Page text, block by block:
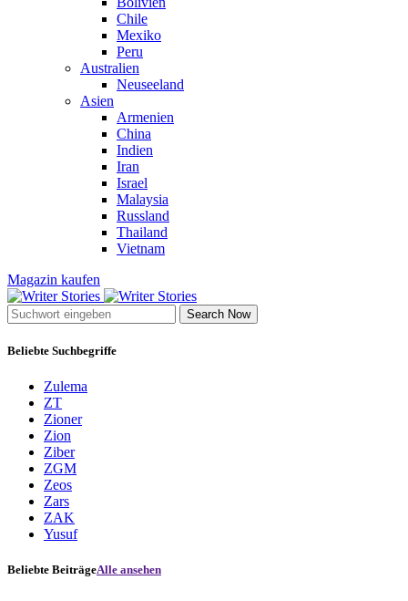
Chile
Mexiko
Peru
Australien
Neuseeland
Asien
Armenien
China
Indien
Iran
Israel
Malaysia
Russland
Thailand
Vietnam
Magazin kaufen
Search Now
Beliebte Suchbegriffe
Zulema
ZT
Zioner
Zion
Ziber
ZGM
Zeos
Zars
ZAK
Yusuf
Beliebte BeiträgeAlle ansehen